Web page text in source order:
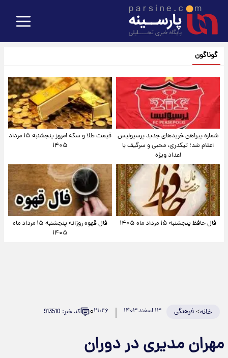
گوناگون
شماره پیراهن خریدهای جدید پرسپولیس
اعلام شد؛ تیکدری، محبی و سرگیف با
اعداد ویژه
قیمت طلا و سکه امروز پنجشنبه ۱۵ مرداد
۱۴۰۵
فال حافظ پنجشنبه ۱۵ مرداد ماه ۱۴۰۵
فال قهوه روزانه پنجشنبه ۱۵ مرداد ماه
۱۴۰۵
خانه>فرهنگی ۱۳ اسفند ۱۴۰۳ ۲۱:۲۶۰ کد خبر: 913510
مهران مدیری در دوران